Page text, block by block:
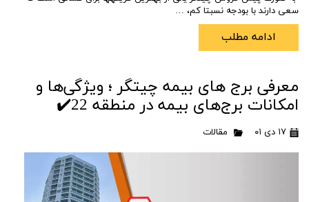
سعی دارند با بودجه نسبتا کم، …
ادامه مطلب
معرفی برج های بیمه چیتگر ؛ ویژگی‌ها و
امکانات برج‌های بیمه در منطقه 22✔️
۱۷ دی ۰۱ مقالات